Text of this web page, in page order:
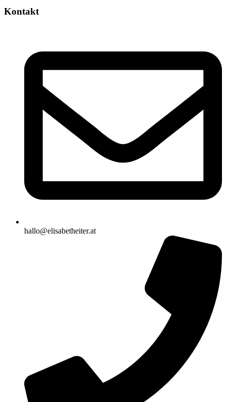
Kontakt
hallo@elisabetheiter.at